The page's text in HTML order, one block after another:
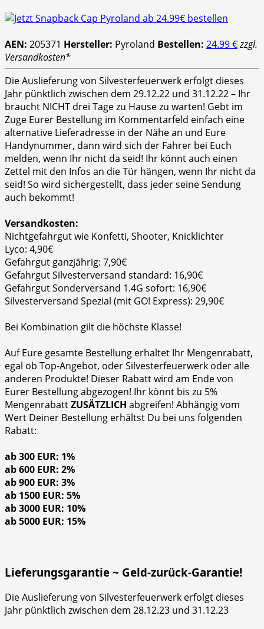
AEN: 205371 Hersteller: Pyroland Bestellen: 24.99 €zzgl.
Versandkosten*
Die Auslieferung von Silvesterfeuerwerk erfolgt dieses
Jahr pünktlich zwischen dem 29.12.22 und 31.12.22 – Ihr
braucht NICHT drei Tage zu Hause zu warten! Gebt im
Zuge Eurer Bestellung im Kommentarfeld einfach eine
alternative Lieferadresse in der Nähe an und Eure
Handynummer, dann wird sich der Fahrer bei Euch
melden, wenn Ihr nicht da seid! Ihr könnt auch einen
Zettel mit den Infos an die Tür hängen, wenn Ihr nicht da
seid! So wird sichergestellt, dass jeder seine Sendung
auch bekommt!
Versandkosten:
Nichtgefahrgut wie Konfetti, Shooter, Knicklichter
Lyco: 4,90€
Gefahrgut ganzjährig: 7,90€
Gefahrgut Silvesterversand standard: 16,90€
Gefahrgut Sonderversand 1.4G sofort: 16,90€
Silvesterversand Spezial (mit GO! Express): 29,90€
Bei Kombination gilt die höchste Klasse!
Auf Eure gesamte Bestellung erhaltet Ihr Mengenrabatt,
egal ob Top-Angebot, oder Silvesterfeuerwerk oder alle
anderen Produkte! Dieser Rabatt wird am Ende von
Eurer Bestellung abgezogen! Ihr könnt bis zu 5%
MengenrabattZUSÄTZLICH abgreifen! Abhängig vom
Wert Deiner Bestellung erhältst Du bei uns folgenden
Rabatt:
ab 300 EUR: 1%
ab 600 EUR: 2%
ab 900 EUR: 3%
ab 1500 EUR: 5%
ab 3000 EUR: 10%
ab 5000 EUR: 15%
Lieferungsgarantie ~ Geld-zurück-Garantie!
Die Auslieferung von Silvesterfeuerwerk erfolgt dieses
Jahr pünktlich zwischen dem 28.12.23 und 31.12.23